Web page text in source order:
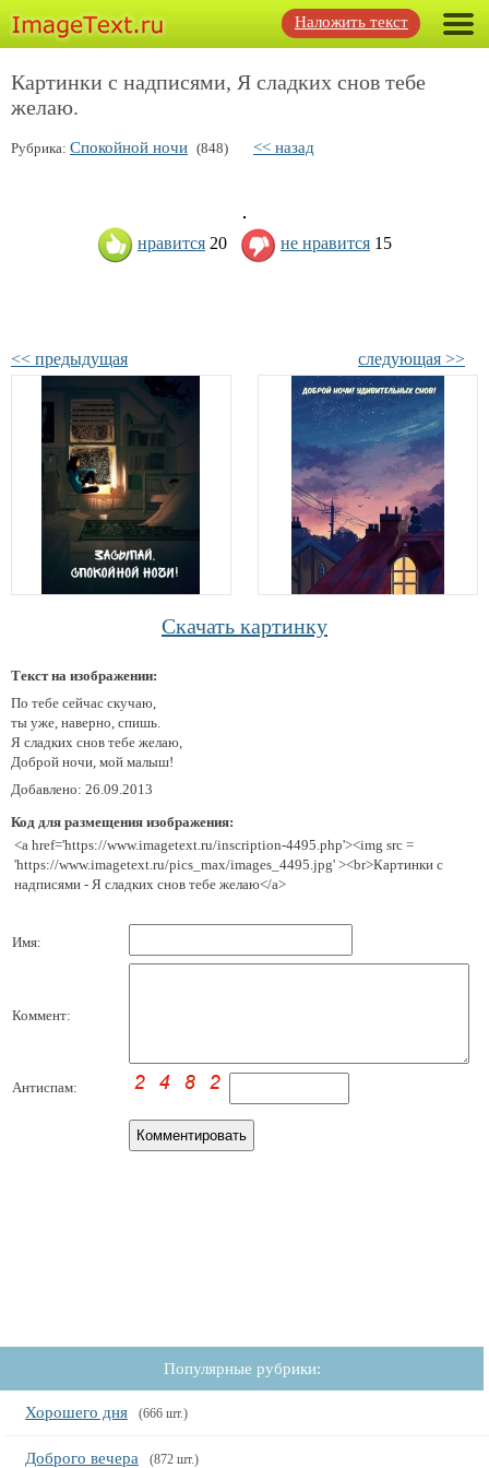
Наложить текст
Картинки с надписями, Я сладких снов тебе
желаю.
Рубрика: Спокойной ночи (848) << назад
нравится 20 не нравится 15
<< предыдущая следующая >>
Скачать картинку
Текст на изображении:
По тебе сейчас скучаю,
ты уже, наверно, спишь.
Я сладких снов тебе желаю,
Доброй ночи, мой малыш!
Добавлено: 26.09.2013
Код для размещения изображения:
<a href='https://www.imagetext.ru/inscription-4495.php'><img src =
'https://www.imagetext.ru/pics_max/images_4495.jpg' ><br>Картинки с
надписями - Я сладких снов тебе желаю</a>
Имя:
Коммент:
Антиспам:
Популярные рубрики:
Хорошего дня (666 шт.)
Доброго вечера (872 шт.)